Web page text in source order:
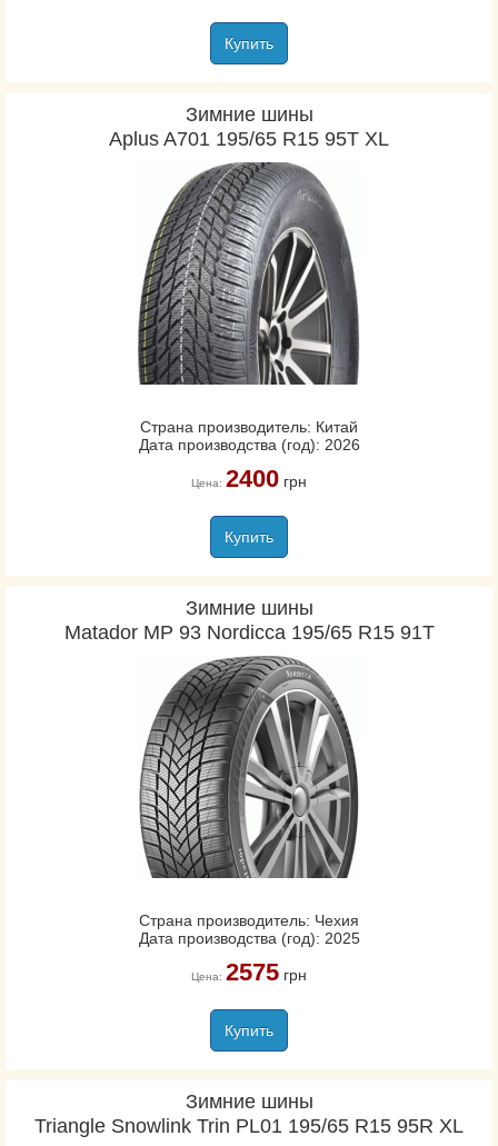
Купить
Зимние шины
Aplus A701 195/65 R15 95T XL
Страна производитель: Китай
Дата производства (год): 2026
Цена: 2400грн
Купить
Зимние шины
Matador MP 93 Nordicca 195/65 R15 91T
Страна производитель: Чехия
Дата производства (год): 2025
Цена: 2575грн
Купить
Зимние шины
Triangle Snowlink Trin PL01 195/65 R15 95R XL